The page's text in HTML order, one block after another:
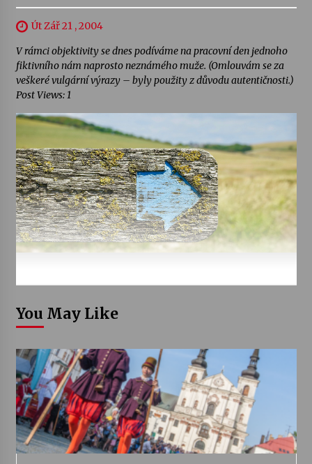
Út Zář 21 , 2004
V rámci objektivity se dnes podíváme na pracovní den jednoho
fiktivního nám naprosto neznámého muže. (Omlouvám se za
veškeré vulgární výrazy – byly použity z důvodu autentičnosti.)
Post Views: 1
You May Like